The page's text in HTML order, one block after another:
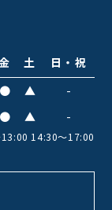
土
日・祝
● ▲
-
● ▲ -
14:30〜17:00